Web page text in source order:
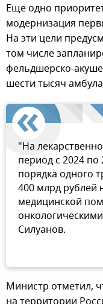
Еще одно
модернизация
На эти цели
том числе
фельдшерско-
шести тысяч
"На
период с 2024
порядка одного
400 млрд рублей
медицинской
Силуанов.
Министр отметил,